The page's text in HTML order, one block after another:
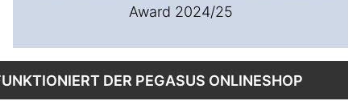
Award 2024/25
DER PEGASUS ONLINESHOP